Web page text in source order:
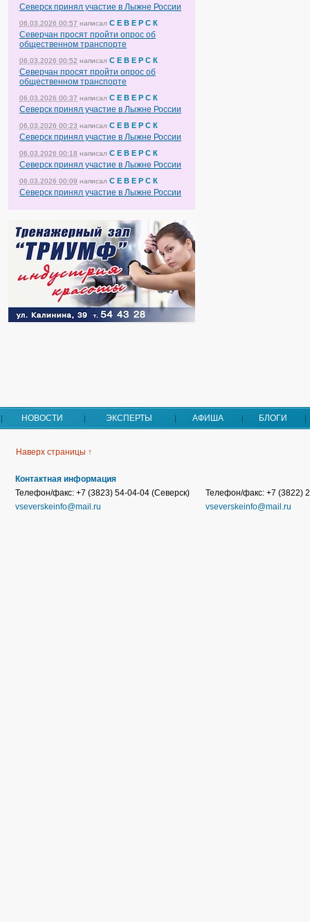
Северск принял участие в Лыжне России
06.03.2026 00:57 написал С Е В Е Р С К
Северчан просят пройти опрос об
общественном транспорте
06.03.2026 00:52 написал С Е В Е Р С К
Северчан просят пройти опрос об
общественном транспорте
06.03.2026 00:37 написал С Е В Е Р С К
Северск принял участие в Лыжне России
06.03.2026 00:23 написал С Е В Е Р С К
Северск принял участие в Лыжне России
06.03.2026 00:18 написал С Е В Е Р С К
Северск принял участие в Лыжне России
06.03.2026 00:09 написал С Е В Е Р С К
Северск принял участие в Лыжне России
НОВОСТИ ЭКСПЕРТЫ АФИША БЛОГИ
Наверх страницы ↑
Контактная информация
Телефон/факс: +7 (3823) 54-04-04 (Северск)
vseverskeinfo@mail.ru
Телефон/факс: +7 (3822)
vseverskeinfo@mail.ru